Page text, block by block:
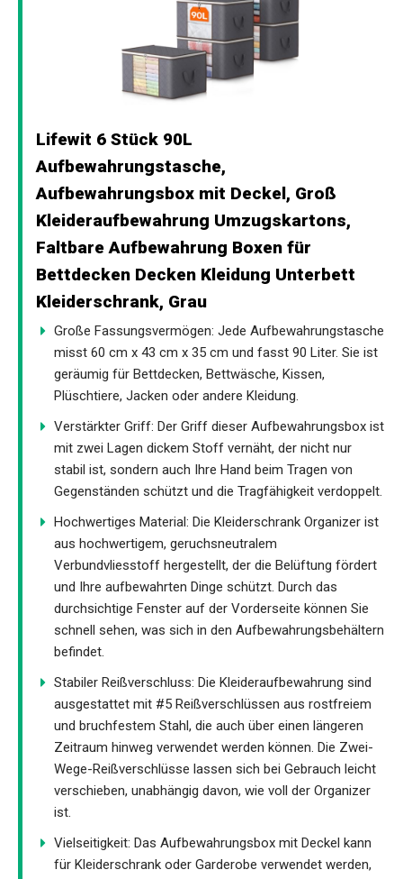
Lifewit 6 Stück 90L
Aufbewahrungstasche,
Aufbewahrungsbox mit Deckel, Groß
Kleideraufbewahrung Umzugskartons,
Faltbare Aufbewahrung Boxen für
Bettdecken Decken Kleidung Unterbett
Kleiderschrank, Grau
Große Fassungsvermögen: Jede Aufbewahrungstasche
misst 60 cm x 43 cm x 35 cm und fasst 90 Liter. Sie ist
geräumig für Bettdecken, Bettwäsche, Kissen,
Plüschtiere, Jacken oder andere Kleidung.
Verstärkter Griff: Der Griff dieser Aufbewahrungsbox ist
mit zwei Lagen dickem Stoff vernäht, der nicht nur
stabil ist, sondern auch Ihre Hand beim Tragen von
Gegenständen schützt und die Tragfähigkeit verdoppelt.
Hochwertiges Material: Die Kleiderschrank Organizer ist
aus hochwertigem, geruchsneutralem
Verbundvliesstoff hergestellt, der die Belüftung fördert
und Ihre aufbewahrten Dinge schützt. Durch das
durchsichtige Fenster auf der Vorderseite können Sie
schnell sehen, was sich in den Aufbewahrungsbehältern
befindet.
Stabiler Reißverschluss: Die Kleideraufbewahrung sind
ausgestattet mit #5 Reißverschlüssen aus rostfreiem
und bruchfestem Stahl, die auch über einen längeren
Zeitraum hinweg verwendet werden können. Die Zwei-
Wege-Reißverschlüsse lassen sich bei Gebrauch leicht
verschieben, unabhängig davon, wie voll der Organizer
ist.
Vielseitigkeit: Das Aufbewahrungsbox mit Deckel kann
für Kleiderschrank oder Garderobe verwendet werden,